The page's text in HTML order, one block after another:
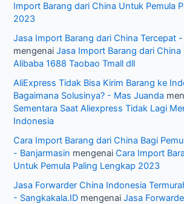
Import Barang dari China Untuk Pemula
2023
Jasa Import Barang dari China Tercepat
mengenaiJasa Import Barang dari China
Alibaba 1688 Taobao Tmall dll
AliExpress Tidak Bisa Kirim Barang ke
Bagaimana Solusinya? - Mas Juanda
Sementara Saat Aliexpress Tidak Lagi
Indonesia
Cara Import Barang dari China Bagi
- Banjarmasin mengenaiCara Import
Untuk Pemula Paling Lengkap 2023
Jasa Forwarder China Indonesia
- Sangkakala.ID mengenaiJasa